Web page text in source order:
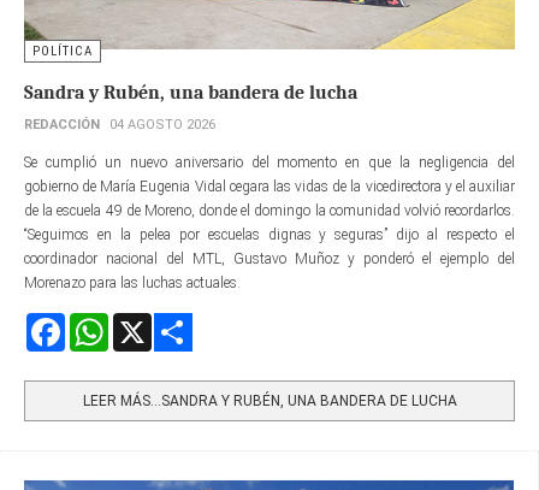
POLÍTICA
Sandra y Rubén, una bandera de lucha
REDACCIÓN 04 AGOSTO 2026
Se cumplió un nuevo aniversario del momento en que la negligencia del
gobierno de María Eugenia Vidal cegara las vidas de la vicedirectora y el auxiliar
de la escuela 49 de Moreno, donde el domingo la comunidad volvió recordarlos.
“Seguimos en la pelea por escuelas dignas y seguras” dijo al respecto el
coordinador nacional del MTL, Gustavo Muñoz y ponderó el ejemplo del
Morenazo para las luchas actuales.
FacebookWhatsApp
LEER MÁS…SANDRA Y RUBÉN, UNA BANDERA DE LUCHA